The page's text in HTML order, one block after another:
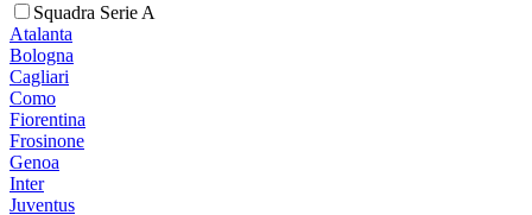
Squadra Serie A
Atalanta
Bologna
Cagliari
Como
Fiorentina
Frosinone
Genoa
Inter
Juventus